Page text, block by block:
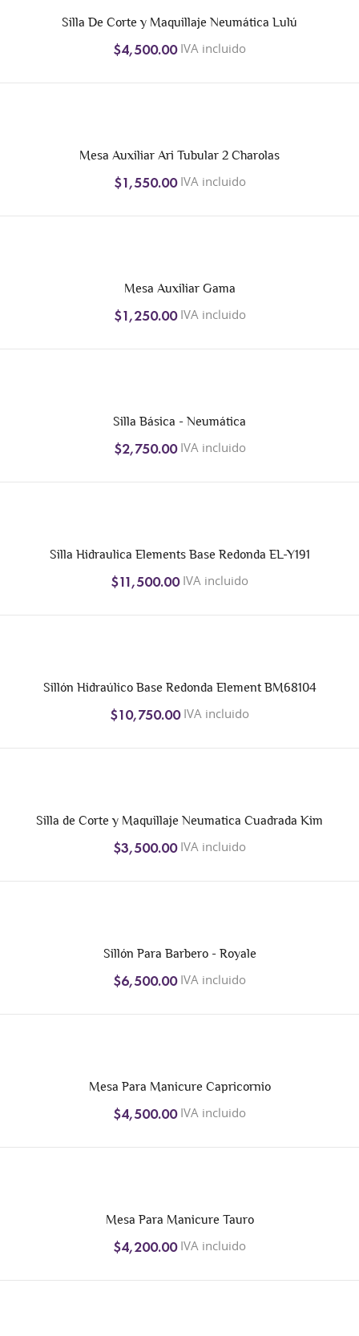
Silla De Corte y Maquillaje Neumática Lulú
$4,500.00IVA incluido
Mesa Auxiliar Ari Tubular 2 Charolas
$1,550.00IVA incluido
Mesa Auxiliar Gama
$1,250.00IVA incluido
Silla Básica - Neumática
$2,750.00IVA incluido
Silla Hidraulica Elements Base Redonda EL-Y191
$11,500.00IVA incluido
Sillón Hidraúlico Base Redonda Element BM68104
$10,750.00IVA incluido
Silla de Corte y Maquillaje Neumatica Cuadrada Kim
$3,500.00IVA incluido
Sillón Para Barbero - Royale
$6,500.00IVA incluido
Mesa Para Manicure Capricornio
$4,500.00IVA incluido
Mesa Para Manicure Tauro
$4,200.00IVA incluido